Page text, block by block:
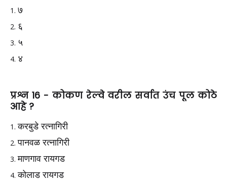
७
६
५
४
प्रश्न 16 - कोकण रेल्वे वरील सर्वात उंच पूल कोठे
आहे ?
करबुडे रत्नागिरी
पानवळ रत्नागिरी
माणगाव रायगड
कोलाड रायगड